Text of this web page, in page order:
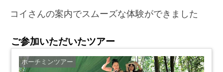
コイさんの案内でスムーズな体験ができました
ご参加いただいたツアー
ホーチミンツアー